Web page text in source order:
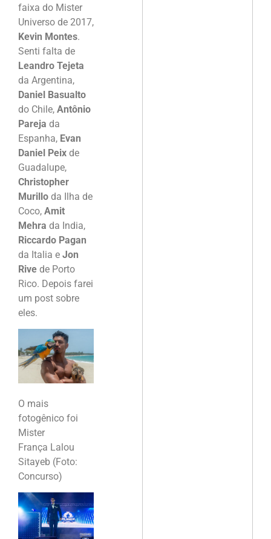
faixa do Mister
Universo de 2017,
Kevin Montes.
Senti falta de
Leandro Tejeta
da Argentina,
Daniel Basualto
do Chile, Antônio
Pareja da
Espanha, Evan
Daniel Peix de
Guadalupe,
Christopher
Murillo da Ilha de
Coco, Amit
Mehra da India,
Riccardo Pagan
da Italia e Jon
Rive de Porto
Rico. Depois farei
um post sobre
eles.
O mais
fotogênico foi
Mister
França Lalou
Sitayeb (Foto:
Concurso)